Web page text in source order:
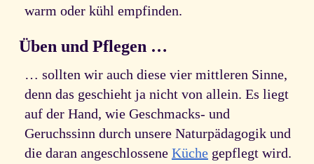
warm oder kühl empfinden.
Üben und Pflegen …
… sollten wir auch diese vier mittleren Sinne,
denn das geschieht ja nicht von allein. Es liegt
auf der Hand, wie Geschmacks- und
Geruchssinn durch unsere Naturpädagogik und
die daran angeschlossene Küchegepflegt wird.